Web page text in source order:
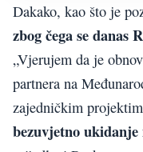
Dakako, kao što je
zbog čega se danas
„Vjerujem da je
partnera na
zajedničkim
bezuvjetno